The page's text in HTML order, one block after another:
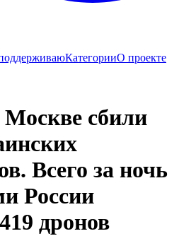
КатегорииО проекте
сбили
Всего за ночь
России
дронов